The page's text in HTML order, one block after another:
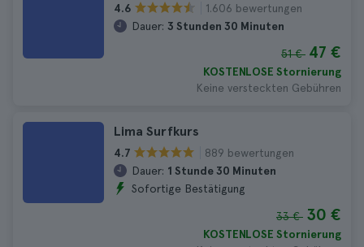
4.6
1.606 bewertungen
Dauer: 3 Stunden 30 Minuten
51 € 47 €
KOSTENLOSE Stornierung
Keine versteckten Gebühren
Lima Surfkurs
4.7
889 bewertungen
Dauer: 1 Stunde 30 Minuten
Sofortige Bestätigung
33 € 30 €
KOSTENLOSE Stornierung